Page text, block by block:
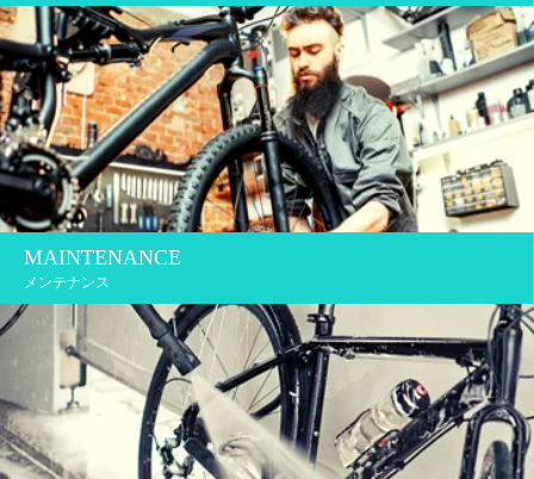
MAINTENANCE
メンテナンス